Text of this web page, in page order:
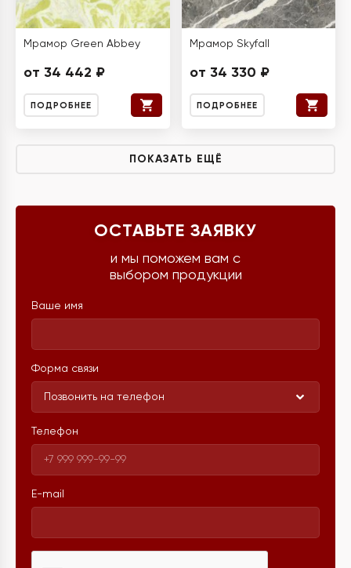
Мрамор Green Abbey
от 34 442 ₽
ПОДРОБНЕЕ
Мрамор Skyfall
от 34 330 ₽
ПОДРОБНЕЕ
ПОКАЗАТЬ ЕЩЁ
ОСТАВЬТЕ ЗАЯВКУ
и мы поможем вам с
выбором продукции
Ваше имя
Форма связи
Позвонить на телефон
Телефон
E-mail